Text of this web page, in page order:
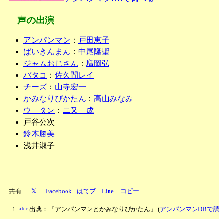
声の出演
アンパンマン ： 戸田恵子
ばいきんまん ： 中尾隆聖
ジャムおじさん ： 増岡弘
バタコ ： 佐久間レイ
チーズ ： 山寺宏一
かみなりぴかたん ： 高山みなみ
ウータン ： 二又一成
戸谷公次
鈴木勝美
浅井淑子
共有 𝕏 Facebook はてブ Line コピー
a b c 出典：『アンパンマンとかみなりぴかたん』(アンパンマンDBで